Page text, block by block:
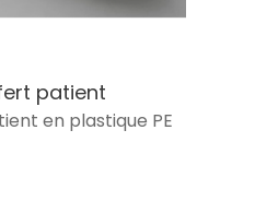
patient
en plastique PE